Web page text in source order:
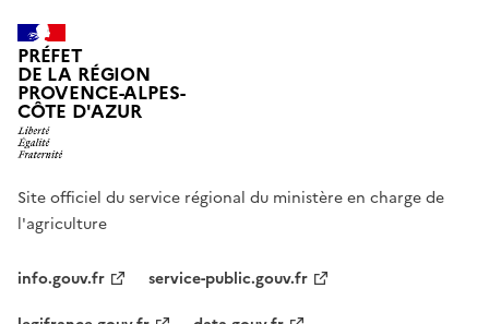
PRÉFET
DE LA RÉGION
PROVENCE-ALPES-
CÔTE D'AZUR
Site officiel du service régional du ministère en charge de
l'agriculture
info.gouv.fr
service-public.gouv.fr